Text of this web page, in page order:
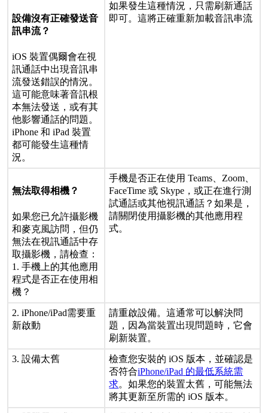
設備沒有正確發送音
訊串流？
iOS 裝置偶爾會在視
訊通話中出現音訊串
流發送錯誤的情況。
這可能意味著音訊根
本無法發送 ，或有其
他影響通話的問題 。
iPhone 和 iPad 裝置
都可能發生這種情
況。
如果發生這種情況 ， 只 需刷 新通話
即可。這將正確重新加載音訊串流
無法取得相機 ？
如果您已允許攝影機
和麥克風訪問 ，但仍
無法在視訊通話中存
取攝影機 ，請檢查 ：
1 . 手機 上的其他應用
程式是否正在使用相
機 ？
手機是否正在使用 Teams Zoom
FaceTime 或 Skype ，或正在進行測
試通話或其他視訊通話 ？如果是 ，
請關 閉使用攝影機的其他應用程
式。
2. iPhone/iPad需要重
新啟動
請重啟設備。這通常可以解決問
題 ， 因為當裝置出現 問題時 ，它會
刷 新裝置。
3. 設備太舊 檢查您安裝的 iOS 版本 ， 並確認是
否符合iPhone/iPad 的最低系統需
求。如果您的裝置太舊 ，可能無法
將其更新至所需的 iOS 版本。